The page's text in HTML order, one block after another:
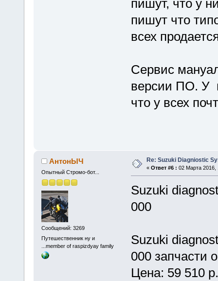
пишут, что у
пишут что
всех
Сервис
версии ПО. У
что у всех
АнтонЫЧ
Опытный Стромо-бот...
Сообщений: 3269
Путешественник ну и
...member of raspizdyay family
Re: Suzuki Diagniostic
« Ответ #6 : 02 Марта 2016,
Suzuki
000
Suzuki
000 запчасти
Цена: 59 510